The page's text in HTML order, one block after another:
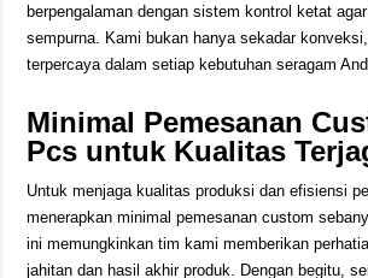
berpengalaman dengan sistem kontrol ketat
sempurna. Kami bukan hanya sekadar
terpercaya dalam setiap kebutuhan seragam
Minimal Pemesanan
Pcs untuk Kualitas
Untuk menjaga kualitas produksi dan efisiensi
menerapkan minimal pemesanan custom
ini memungkinkan tim kami memberikan
jahitan dan hasil akhir produk. Dengan begitu,